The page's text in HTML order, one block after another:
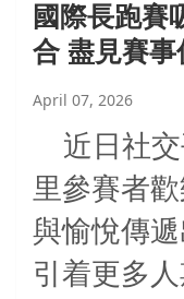
國際長跑賽
合 盡見賽
April 07, 2026
近日社
里參賽者
與愉悅傳
引着更多